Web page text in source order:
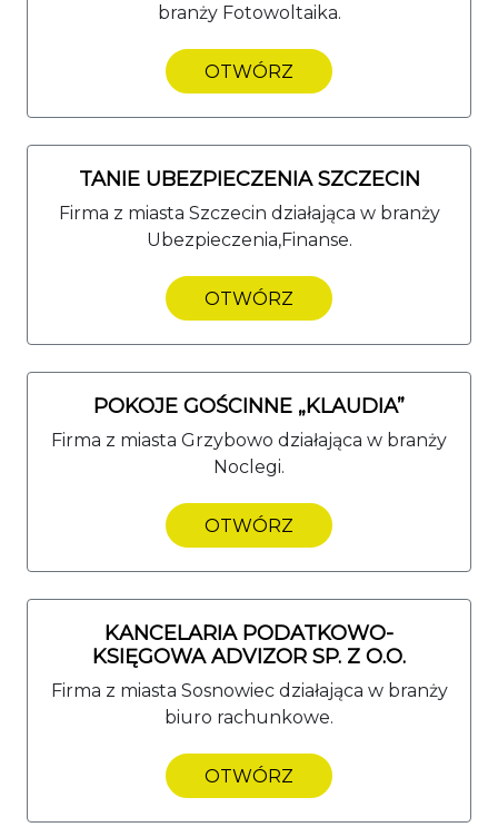
branży Fotowoltaika.
OTWÓRZ
TANIE UBEZPIECZENIA SZCZECIN
Firma z miasta Szczecin działająca w branży
Ubezpieczenia,Finanse.
OTWÓRZ
POKOJE GOŚCINNE „KLAUDIA”
Firma z miasta Grzybowo działająca w branży
Noclegi.
OTWÓRZ
KANCELARIA PODATKOWO-
KSIĘGOWA ADVIZOR SP. Z O.O.
Firma z miasta Sosnowiec działająca w branży
biuro rachunkowe.
OTWÓRZ